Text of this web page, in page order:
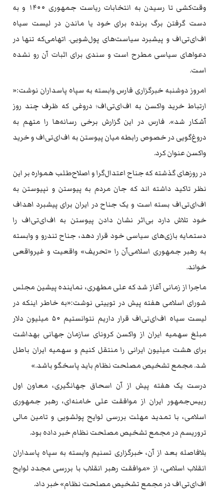
وقت‌کشی تا رسیدن به انتخابات ریاست جمهوری ۱۴۰۰ و به
دست گرفتن برگ برنده برای خود یا ماندن در لیست سیاه
اف‌ای‌تی‌اف و پیشبرد سیاست‌های پول‌شویی. اتهامی‌که تنها در
دعواهای سیاسی مطرح است و سندی برای اثبات آن رو نشده
است.
امروز دوشنبه خبرگزاری فارس وابسته به سپاه پاسداران نوشت:«
ارتباط خرید واکسن به اف‌ای‌تی‌اف؛ دروغی که ظرف چند روز
آشکار شد». فارس در این گزارش برخی رسانه‌ها را متهم به
دروغ‌گویی در خصوص رابطه میان پیوستن به اف‌ای‌تی‌اف و خرید
واکسن عنوان کرد.
در روزهای گذشته که جناح ‌اعتدال‌گرا و اصلاح‌طلب همواره بر این
نظر تاکید داشته اند که جان مردم به پیوستن و نپیوستن به
اف‌ای‌تی‌اف بسته است و یک جناح در ایران برای پیشبرد اهداف
خود تلاش دارد بی‌اثر نشان دادن پیوستن به اف‌ای‌تی‌اف را
دستمایه بازی‌های سیاسی خود قرار دهد، جناح تندرو و وابسته
به رهبر جمهوری اسلامی‌آن را «تحریف» واقعیت و غیرواقعی
خواند.
ماجرا از زمانی آغاز شد که علی مطهری، نماینده پیشین مجلس
شورای اسلامی‌ هفته پیش در توییتی نوشت:«به خاطر اینکه در
لیست سیاه اف‌ای‌تی‌اف قرار داریم نتوانستیم ۵۰ میلیون دلار
مبلغ سهمیه ایران از واکسن کرونای سازمان جهانی بهداشت
برای هشت میلیون ایرانی را منتقل کنیم و سهمیه ایران باطل
شد. مجمع تشخیص مصلحت نظام باید پاسخگو باشد.»
درست یک هفته پیش از آن اسحاق جهانگیری، معاون اول
رییس‌جمهور ایران از موافقت علی خامنه‌ای، رهبر جمهوری
اسلامی، با تمدید مهلت بررسی لوایح پولشویی و تامین مالی
تروریسم در مجمع تشخیص مصلحت نظام خبر داده بود.
بلافاصله بعد از آن، خبرگزاری تسنیم وابسته به سپاه پاسداران
انقلاب اسلامی، از «موافقت رهبر انقلاب با بررسی مجدد لوایح
اف‌ای‌تی‌اف در مجمع تشخیص مصلحت نظام» خبر داد.